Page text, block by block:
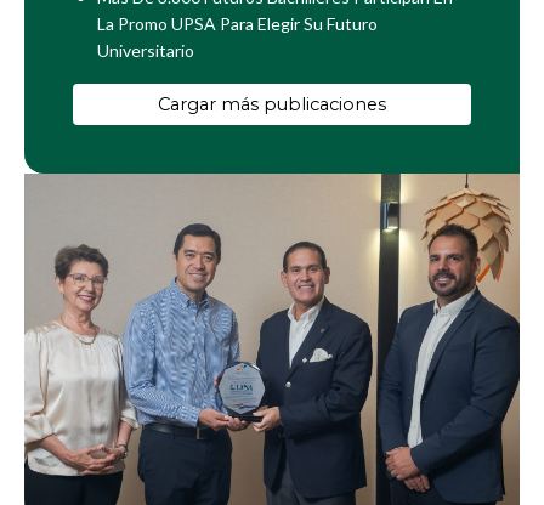
La Promo UPSA Para Elegir Su Futuro
Universitario
Cargar más publicaciones